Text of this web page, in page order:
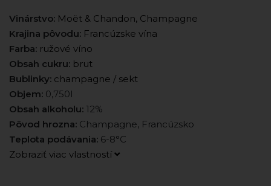
Vinárstvo: Moët & Chandon, Champagne
Krajina pôvodu: Francúzske vína
Farba: ružové víno
Obsah cukru: brut
Bublinky: champagne / sekt
Objem: 0,750l
Obsah alkoholu: 12%
Pôvod hrozna: Champagne, Francúzsko
Teplota podávania: 6-8°C
Zobraziť viac vlastností